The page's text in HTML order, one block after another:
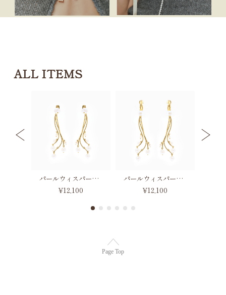
ALL ITEMS
パールウィスパーピアス
¥12,100
パールウィスパーイヤリング
¥12,100
Page Top